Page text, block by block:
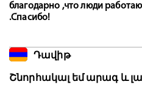
благодарно ,что люди
.Спасибо!
Դավիթ
Շնորհակալ եմ արագ և